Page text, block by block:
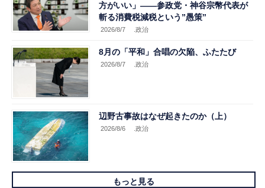
方がいい」――参政党・神谷宗幣代表が
斬る消費税減税という”愚策”
2026/8/7 .政治
8月の「平和」合唱の欠陥、ふたたび
2026/8/7 .政治
辺野古事故はなぜ起きたのか（上）
2026/8/6 .政治
もっと見る